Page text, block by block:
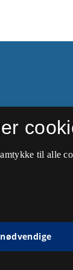
til alle